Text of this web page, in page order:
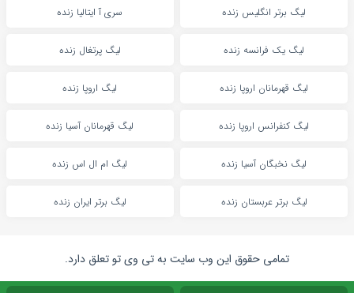
لیگ برتر انگلیس زنده سری آ ایتالیا زنده
لیگ یک فرانسه زنده لیگ پرتغال زنده
لیگ قهرمانان اروپا زنده لیگ اروپا زنده
لیگ کنفرانس اروپا زنده لیگ قهرمانان آسیا زنده
لیگ نخبگان آسیا زنده لیگ ام ال اس زنده
لیگ برتر عربستان زنده لیگ برتر ایران زنده
تمامی حقوق این وب سایت به تی وی تو تعلق دارد.